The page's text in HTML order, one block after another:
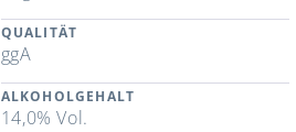
QUALITÄT
ggA
ALKOHOLGEHALT
14,0% Vol.